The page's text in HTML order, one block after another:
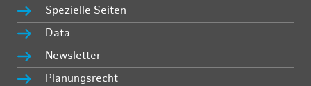
Spezielle Seiten
Data
Newsletter
Planungsrecht